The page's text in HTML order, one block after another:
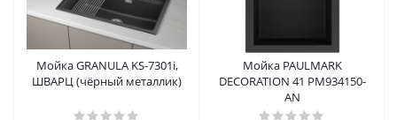
Мойка GRANULA KS-7301i,
ШВАРЦ (чёрный металлик)
Мойка PAULMARK
DECORATION 41 PM934150-
AN